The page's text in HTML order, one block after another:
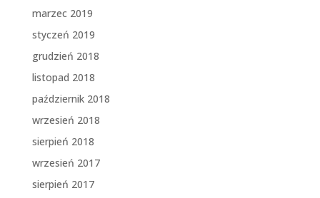
marzec 2019
styczeń 2019
grudzień 2018
listopad 2018
październik 2018
wrzesień 2018
sierpień 2018
wrzesień 2017
sierpień 2017